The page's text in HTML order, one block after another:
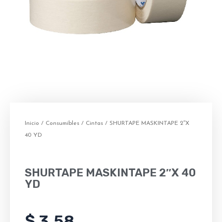
Inicio / Consumibles / Cintas / SHURTAPE MASKINTAPE 2″X
40 YD
SHURTAPE MASKINTAPE 2″X 40
YD